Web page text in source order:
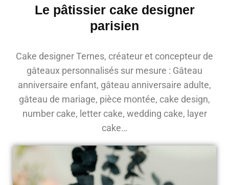
Le pâtissier cake designer
parisien
Cake designer Ternes, créateur et concepteur de
gâteaux personnalisés sur mesure : Gâteau
anniversaire enfant, gâteau anniversaire adulte,
gâteau de mariage, pièce montée, cake design,
number cake, letter cake, wedding cake, layer
cake…